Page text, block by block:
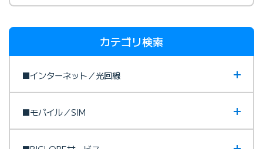
カテゴリ検索
■インターネット／光回線
■モバイル／SIM